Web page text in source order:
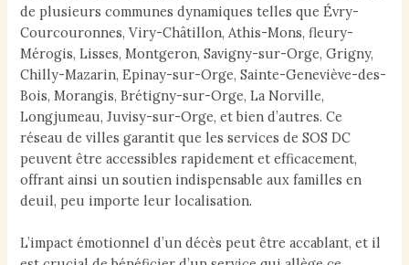
de plusieurs communes dynamiques telles que Évry-
Courcouronnes, Viry-Châtillon, Athis-Mons, fleury-
Mérogis, Lisses, Montgeron, Savigny-sur-Orge, Grigny,
Chilly-Mazarin, Epinay-sur-Orge, Sainte-Geneviève-des-
Bois, Morangis, Brétigny-sur-Orge, La Norville,
Longjumeau, Juvisy-sur-Orge, et bien d’autres. Ce
réseau de villes garantit que les services de SOS DC
peuvent être accessibles rapidement et efficacement,
offrant ainsi un soutien indispensable aux familles en
deuil, peu importe leur localisation.
L’impact émotionnel d’un décès peut être accablant, et il